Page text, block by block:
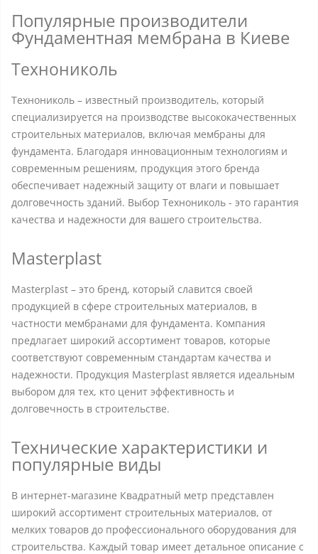
Популярные производители
Фундаментная мембрана в Киеве
Технониколь
Технониколь – известный производитель, который
специализируется на производстве высококачественных
строительных материалов, включая мембраны для
фундамента. Благодаря инновационным технологиям и
современным решениям, продукция этого бренда
обеспечивает надежный защиту от влаги и повышает
долговечность зданий. Выбор Технониколь - это гарантия
качества и надежности для вашего строительства.
Masterplast
Masterplast – это бренд, который славится своей
продукцией в сфере строительных материалов, в
частности мембранами для фундамента. Компания
предлагает широкий ассортимент товаров, которые
соответствуют современным стандартам качества и
надежности. Продукция Masterplast является идеальным
выбором для тех, кто ценит эффективность и
долговечность в строительстве.
Технические характеристики и
популярные виды
В интернет-магазине Квадратный метр представлен
широкий ассортимент строительных материалов, от
мелких товаров до профессионального оборудования для
строительства. Каждый товар имеет детальное описание с